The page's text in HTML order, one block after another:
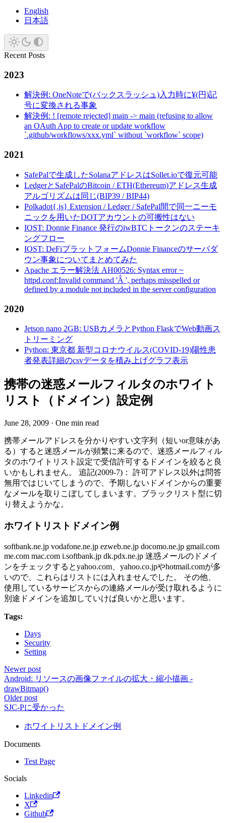
English
日本語
Recent Posts
2023
解決例: OneNoteで(バックスラッシュ)入力時に¥(円)記
号に変換される事象
解決例: ! [remote rejected] main -> main (refusing to allow
an OAuth App to create or update workflow
`.github/workflows/xxx.yml` without `workflow` scope)
2021
SafePalで生成したSolanaアドレスはSollet.ioで復元可能
LedgerとSafePalのBitcoin / ETH(Ethereum)アドレス生成
アルゴリズムは同じ(BIP39 / BIP44)
Polkadot{.js} Extension / Ledger / SafePal間で同一ニーモ
ニックを用いたDOTアカウントの可搬性はない
IOST: Donnie Finance 発行のiwBTCトークンのステーキ
ングフロー
IOST: DeFiプラットフォームDonnie Financeのサーバダ
ウン事象についてまとめてみた
Apache エラー解決法 AH00526: Syntax error ~
httpd.conf:Invalid command 'Â ', perhaps misspelled or
defined by a module not included in the server configuration
2020
Jetson nano 2GB: USBカメラとPython FlaskでWeb動画ス
トリーミング
Python: 東京都 新型コロナウイルス(COVID-19)陽性患
者発表詳細のcsvデータを積み上げグラフ表示
携帯の迷惑メールフィルタのホワイト
リスト（ドメイン）設定例
June 28, 2009 · One min read
携帯メールアドレスを分かりやすい文字列（短いor意味があ
る）すると迷惑メールが頻繁に来るので、迷惑メールフィル
タのホワイトリスト設定で受信許可するドメインを絞ると良
いかもしれません。 追記(2009-7)： 許可アドレス以外は問答
無用ではじいてしまうので、予期しないドメインからの重要
なメールを取りこぼしてしまいます。ブラックリスト型に切
り替えようかな。
ホワイトリストドメイン例
softbank.ne.jp vodafone.ne.jp ezweb.ne.jp docomo.ne.jp gmail.com
me.com mac.com i.softbank.jp dk.pdx.ne.jp 迷惑メールのドメイ
ンをチェックするとyahoo.com、yahoo.co.jpやhotmail.comが多
いので、これらはリストには入れませんでした。 その他、
使用しているサービスからの連絡メールが受け取れるように
別途ドメインを追加していけば良いかと思います。
Tags:
Days
Security
Setting
Newer post
Android: リソースの画像ファイルの拡大・縮小描画 -
drawBitmap()
Older post
SJC-Pに受かった
ホワイトリストドメイン例
Documents
Test Page
Socials
Linkedin
X
Github